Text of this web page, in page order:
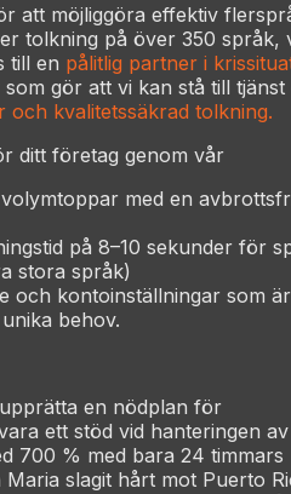
att möjliggöra effektiv
tolkning på över 350 språk,
till en pålitlig partner i
gör att vi kan stå till tjänst
och kvalitetssäkrad tolkning.
ditt företag genom vår
med en
på 8–10 sekunder för
stora språk)
och kontoinställningar som är
behov.
en nödplan för
ett stöd vid hanteringen
700 % med bara 24 timmars
slagit hårt mot Puerto